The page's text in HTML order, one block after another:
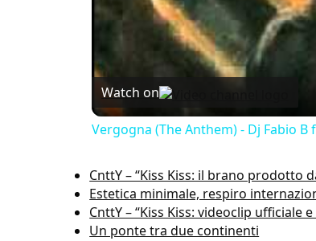
Watch on
Vergogna (The Anthem) - Dj Fabio B
CnttY – “Kiss Kiss: il brano prodotto
Estetica minimale, respiro
CnttY – “Kiss Kiss: videoclip ufficiale
Un ponte tra due continenti